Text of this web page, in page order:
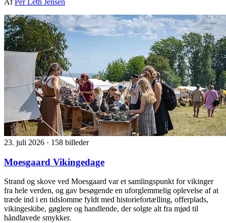
Af Per Leth Jensen
23. juli 2026 · 158 billeder
Moesgaard Vikingedage
Strand og skove ved Moesgaard var et samlingspunkt for vikinger
fra hele verden, og gav besøgende en uforglemmelig oplevelse af at
træde ind i en tidslomme fyldt med historiefortælling, offerplads,
vikingeskibe, gøglere og handlende, der solgte alt fra mjød til
håndlavede smykker.